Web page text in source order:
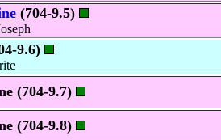
(704-9.5)
9.6)
(704-9.7)
(704-9.8)